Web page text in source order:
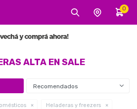
0
ALTA EN SALE
Recomendados
Heladeras y freezers
MI CUENTA
y Video